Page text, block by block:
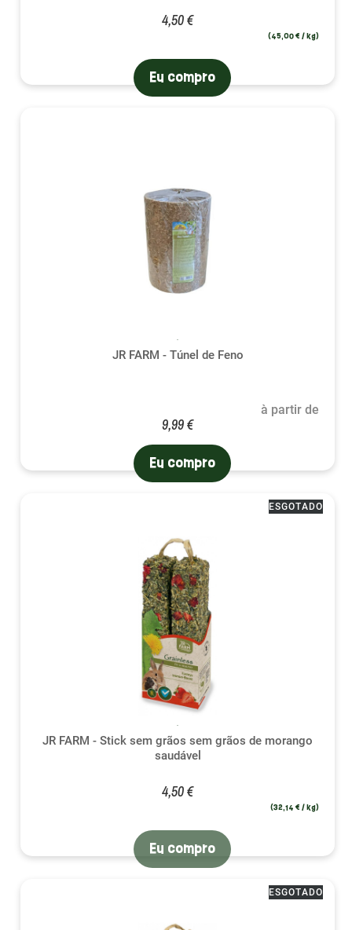
4,50 €
(45,00 € / kg)
Eu compro
JR FARM - Túnel de Feno
à partir de
9,99 €
Eu compro
JR FARM - Stick sem grãos sem grãos de morango
saudável
4,50 €
(32,14 € / kg)
ESGOTADO
Eu compro
ESGOTADO